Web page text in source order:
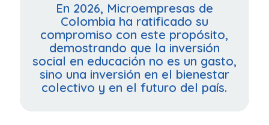
En 2026, Microempresas de
Colombia ha ratificado su
compromiso con este propósito,
demostrando que la inversión
social en educación no es un gasto,
sino una inversión en el bienestar
colectivo y en el futuro del país.